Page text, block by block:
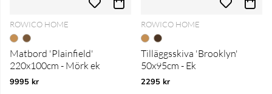
ROWICO HOME
Matbord 'Plainfield'
220x100cm - Mörk ek
9995 kr
ROWICO HOME
Tilläggsskiva 'Brooklyn'
50x95cm - Ek
2295 kr